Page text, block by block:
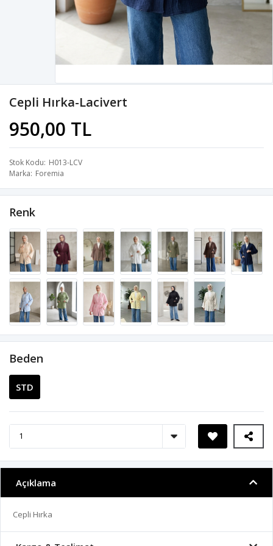
Cepli Hırka-Lacivert
950,00 TL
Stok Kodu H013-LCV
Marka Foremia
Renk
Beden
STD
Açıklama
Cepli Hırka